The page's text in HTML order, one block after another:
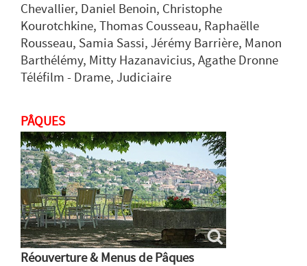
Chevallier, Daniel Benoin, Christophe
Kourotchkine, Thomas Cousseau, Raphaëlle
Rousseau, Samia Sassi, Jérémy Barrière, Manon
Barthélémy, Mitty Hazanavicius, Agathe Dronne
Téléfilm - Drame, Judiciaire
PÂQUES
Réouverture & Menus de Pâques